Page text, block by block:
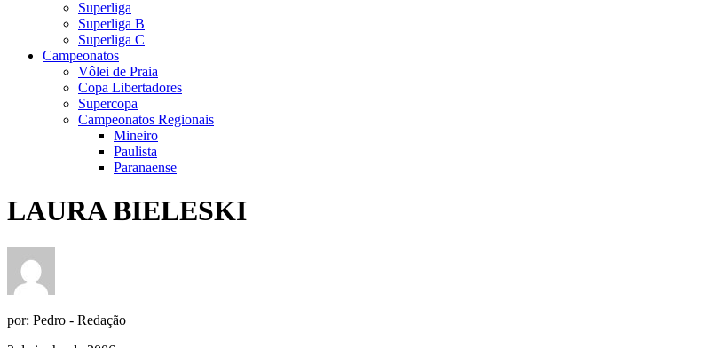
Superliga
Superliga B
Superliga C
Campeonatos
Vôlei de Praia
Copa Libertadores
Supercopa
Campeonatos Regionais
Mineiro
Paulista
Paranaense
LAURA BIELESKI
por: Pedro - Redação